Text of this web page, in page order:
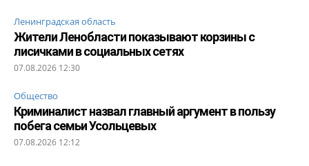
Ленинградская область
Жители Ленобласти показывают корзины с
лисичками в социальных сетях
07.08.2026 12:30
Общество
Криминалист назвал главный аргумент в пользу
побега семьи Усольцевых
07.08.2026 12:12